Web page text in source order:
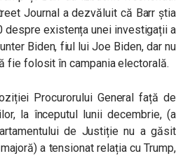
Journal a dezvăluit că Barr știa
despre existența unei investigații a
Biden, fiul lui Joe Biden, dar nu
fie folosit în campania electorală.
Procurorului General față de
la începutul lunii decembrie, (a
de Justiție nu a găsit
a tensionat relația cu Trump,